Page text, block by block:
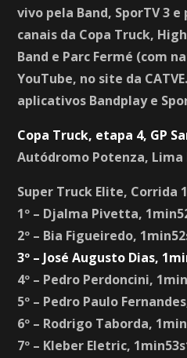
vivo pela Band, SporTV 3
canais da Copa Truck,
Band e Parc Fermé (com
YouTube, no site da
aplicativos Bandplay e
Copa Truck, etapa 4, GP
Autódromo Potenza, Lima
Super Truck Elite, Corrida
1º – Djalma Pivetta,
2º – Bia Figueiredo,
3º – José Augusto Dias,
4º – Pedro Perdoncini,
5º – Pedro Paulo
6º – Rodrigo Taborda,
7º – Kleber Eletric,